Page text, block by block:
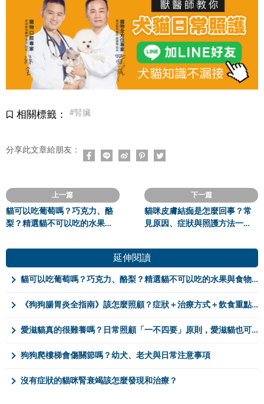
相關標籤： #腎臟
分享此文章給朋友：
上一篇
貓可以吃葡萄嗎？巧克力、酪
梨？精選貓不可以吃的水果與
下一篇
貓咪皮膚結痂是怎麼回事？常
見原因、症狀與照護方法一次
延伸閱讀
貓可以吃葡萄嗎？巧克力、酪梨？精選貓不可以吃的水果與食物！
《狗狗腸胃炎全指南》該怎麼照顧？症狀＋治療方式＋飲食重點！
愛滋貓真的很難養嗎？日常照顧「一不四要」原則，愛滋貓也可以很長壽
狗狗爬樓梯會傷關節嗎？幼犬、老犬與日常注意事項
沒有症狀的貓咪腎衰竭該怎麼發現和治療？